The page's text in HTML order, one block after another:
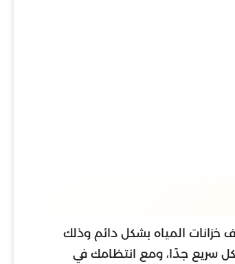
خزانات المياه بشكل دائم وذلك
سريع جدًا، ومع انتظامك في